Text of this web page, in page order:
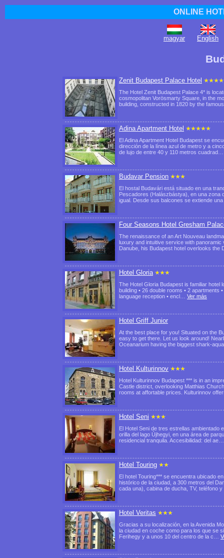
ONLINE
magyar English
Zenit Budapest Palace Hotel
The Hotel Zenit Budapest Palace 4* is
cosmopolitan Vorösmarty Square, in the
building, constructed in 1820 by the
Adina Apartment Hotel
El Adina Apartment Hotel Budapest se
dirección de la línea azul de metro y a
de lujo de entre 40 y 110 metros
Budavar Pension
El hostal Budavári está situado en una
Pescadores (Halászbástya), en una zona
igual. Desde sus balcones se extiende
Four Seasons Hotel Gresham
The renaissance of an Art Nouveau
luxury and intuitive service with
Danube, his Budapest hotel overlooks
Hotel Gloria
The Hotel Gloria Budapest is familiar hotel
building • 26 double rooms • 2 apartments
language reception • encl… Ver más
Hotel Griff Junior
At the best place for you! Situated on the
easy to get there. Let us look around!
Oceanarium having the biggest shark-
Hotel Kulturinnov
Hotel Kulturinnov Budapest *** is in an
Castle district, overlooking Matthias
rooms at affortable prices. Kulturinnov
Hotel Seni
El Hotel Seni de tres estrellas ambientado
orilla del lago Újhegyi, en una área de
residencial tranquila. Accesibilidad: del
Hotel Touring
El hotel Touring*** se encuentra ubicado
histórico de la ciudad, a 300 metros del
cada una), cabina de ducha, TV, teléfono
Hotel Veritas
Gracias a su localización, en la Avenida
la ciudad en coche como para los que se
Ferihegy y a unos 10 del centro de la c…